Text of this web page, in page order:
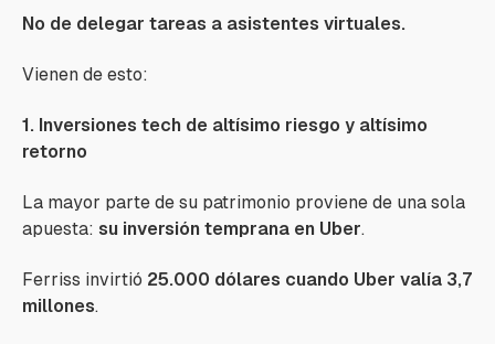
No de delegar tareas a asistentes virtuales.
Vienen de esto:
1. Inversiones tech de altísimo riesgo y altísimo
retorno
La mayor parte de su patrimonio proviene de una sola
apuesta: su inversión temprana en Uber.
Ferriss invirtió 25.000 dólares cuando Uber valía 3,7
millones.